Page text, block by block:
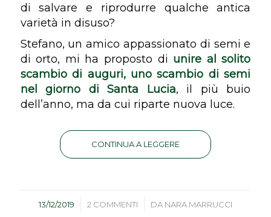
di salvare e riprodurre qualche antica
varietà in disuso?
Stefano, un amico appassionato di semi e
di orto, mi ha proposto di unire al solito
scambio di auguri, uno scambio di semi
nel giorno di Santa Lucia, il più buio
dell’anno, ma da cui riparte nuova luce.
CONTINUA A LEGGERE
13/12/2019
/ 2 COMMENTI
/ DA NARA MARRUCCI